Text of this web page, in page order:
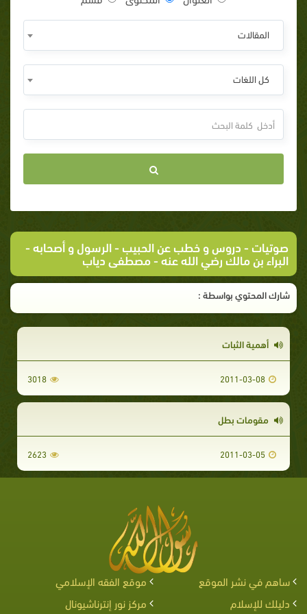
المقالات
كل اللغات
صوتيات -دروس و خطب عن الحبيب -الرسول و أصحابه-
البراء بن مالك رضي الله عنه - مصطفى دياب
شارك المحتوي بواسطة :
أهمية الثبات
2011-03-08
3018
مقومات بطل
2011-03-05
2623
ساهم في نشر الموقع
موقع الفقه الإسلامي
دليلك للإسلام
مركز نور إنترناشيونال